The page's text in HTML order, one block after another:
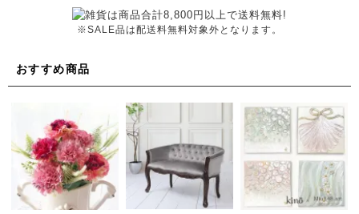
※SALE品は配送料無料対象外となります。
おすすめ商品